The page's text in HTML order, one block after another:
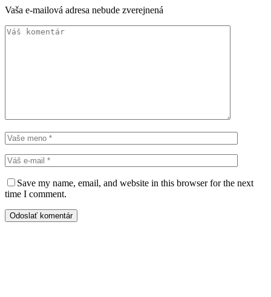
Vaša e-mailová adresa nebude zverejnená
Save my name, email, and website in this browser for the next
time I comment.